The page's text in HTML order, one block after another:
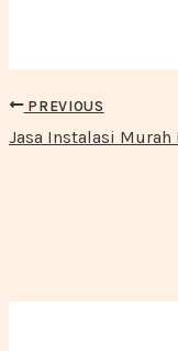
PREVIOUS
Jasa Instalasi